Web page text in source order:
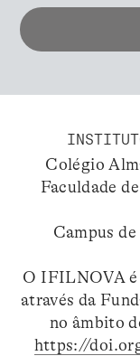
Colégio
Faculdade
Campus
O IFILNOVA é
através da
no âmbito
https://